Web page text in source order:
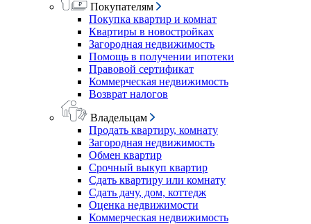
Покупателям
Покупка квартир и комнат
Квартиры в новостройках
Загородная недвижимость
Помощь в получении ипотеки
Правовой сертификат
Коммерческая недвижимость
Возврат налогов
Владельцам
Продать квартиру, комнату
Загородная недвижимость
Обмен квартир
Срочный выкуп квартир
Сдать квартиру или комнату
Сдать дачу, дом, коттедж
Оценка недвижимости
Коммерческая недвижимость